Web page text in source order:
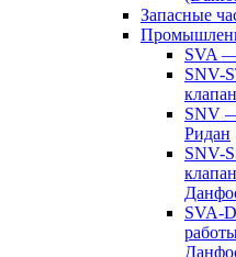
Запасные
SVA
SNV-
SNV
Ридан
SNV-
SVA-